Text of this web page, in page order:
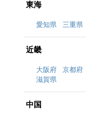
東海
愛知県 三重県
近畿
大阪府 京都府
滋賀県
中国